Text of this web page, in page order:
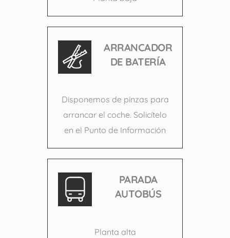
ARRANCADOR
DE BATERÍA
Disponemos de pinzas para
arrancar el coche. Solicítelo
en el Punto de Información
PARADA
AUTOBÚS
Planta alta